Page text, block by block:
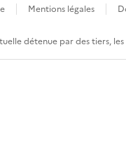
Mentions légales
détenue par des tiers,